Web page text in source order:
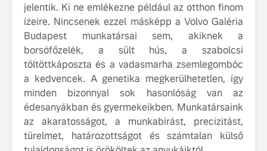
jelentik. Ki ne emlékezne például az otthon finom
ízeire. Nincsenek ezzel másképp a Volvo Galéria
Budapest munkatársai sem, akiknek a
borsófőzelék, a sült hús, a szabolcsi
töltöttkáposzta és a vadasmarha zsemlegombóc
a kedvencek. A genetika megkerülhetetlen, így
minden bizonnyal sok hasonlóság van az
édesanyákban és gyermekeikben. Munkatársaink
az akaratosságot, a munkabírást, precizitást,
türelmet, határozottságot és számtalan külső
ismerje
tisztán
Volvo
A Volvo
Country:
képes,
jut